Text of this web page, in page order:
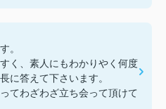
満足しています。
、久保さんにお願いして本当
がとうございました☆*ﾟ
して契約成立まで進めること
ざいました。
総合不動産販売さんに任せ
います。
躍を応援しています。
。
く、素人にもわかりやく何度
に答えて下さいます。
てわざわざ立ち会って頂けて